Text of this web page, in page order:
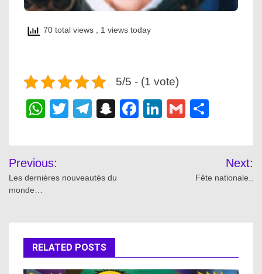
70 total views , 1 views today
5/5 - (1 vote)
WhatsApp
Twitter
Telegram
Snapchat
Facebook
LinkedIn
Gmail
Post
navigation
Previous:
Les dernières nouveautés du
monde…
Next:
Fête nationale..
RELATED POSTS